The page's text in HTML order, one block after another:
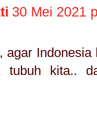
30 Mei 2021
agar
tubuh kita..